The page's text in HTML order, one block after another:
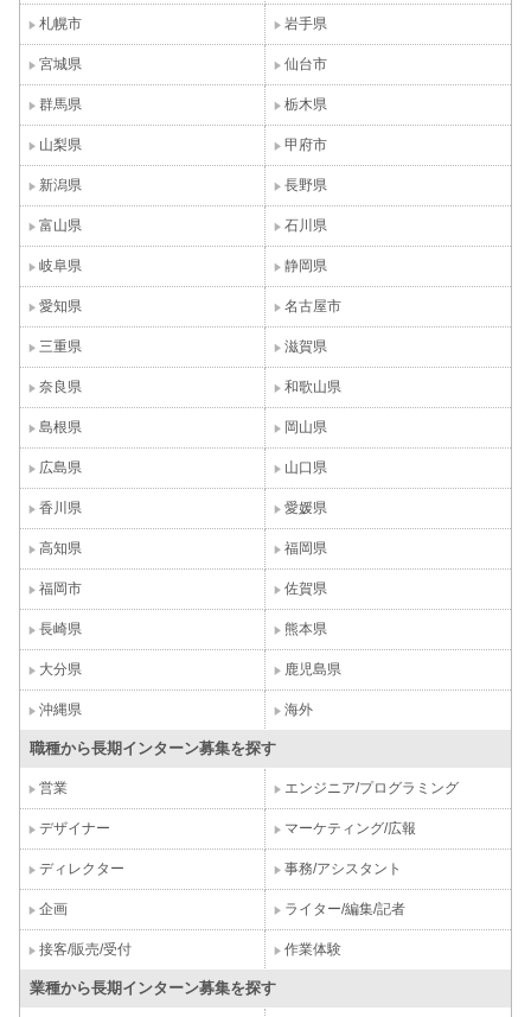
札幌市 岩手県
宮城県 仙台市
群馬県 栃木県
山梨県 甲府市
新潟県 長野県
富山県 石川県
岐阜県 静岡県
愛知県 名古屋市
三重県 滋賀県
奈良県 和歌山県
島根県 岡山県
広島県 山口県
香川県 愛媛県
高知県 福岡県
福岡市 佐賀県
長崎県 熊本県
大分県 鹿児島県
沖縄県 海外
職種から長期インターン募集を探す
営業 エンジニア/プログラミング
デザイナー マーケティング/広報
ディレクター 事務/アシスタント
企画 ライター/編集/記者
接客/販売/受付 作業体験
業種から長期インターン募集を探す